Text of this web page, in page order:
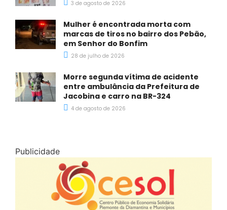
3 de agosto de 2026
Mulher é encontrada morta com
marcas de tiros no bairro dos Pebão,
em Senhor do Bonfim
28 de julho de 2026
Morre segunda vítima de acidente
entre ambulância da Prefeitura de
Jacobina e carro na BR-324
4 de agosto de 2026
Publicidade